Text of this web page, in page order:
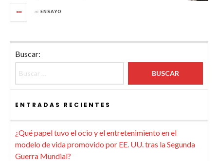
in ENSAYO
Buscar:
ENTRADAS RECIENTES
¿Qué papel tuvo el ocio y el entretenimiento en el
modelo de vida promovido por EE. UU. tras la Segunda
Guerra Mundial?